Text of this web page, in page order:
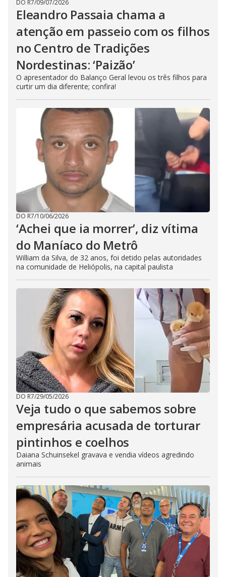
DO R7/09/07/2026
Eleandro Passaia chama a
atenção em passeio com os filhos
no Centro de Tradições
Nordestinas: ‘Paizão’
O apresentador do Balanço Geral levou os três filhos para
curtir um dia diferente; confira!
DO R7/10/06/2026
‘Achei que ia morrer’, diz vítima
do Maníaco do Metrô
William da Silva, de 32 anos, foi detido pelas autoridades
na comunidade de Heliópolis, na capital paulista
DO R7/29/05/2026
Veja tudo o que sabemos sobre
empresária acusada de torturar
pintinhos e coelhos
Daiana Schuinsekel gravava e vendia vídeos agredindo
animais